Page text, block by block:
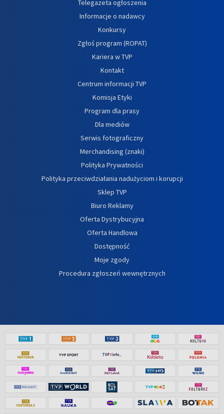
Telegazeta ogłoszenia
Informacje o nadawcy
Konkursy
Zgłoś program (ROPAT)
Kariera w TVP
Kontakt
Centrum informacji TVP
Komisja Etyki
Program dla prasy
Dla mediów
Serwis fotograficzny
Merchandising (znaki)
Polityka Prywatności
Polityka przeciwdziałania nadużyciom i korupcji
Sklep TVP
Biuro Reklamy
Oferta Dystrybucyjna
Oferta Handlowa
Dostępność
Moje zgody
Procedura zgłoszeń wewnętrznych